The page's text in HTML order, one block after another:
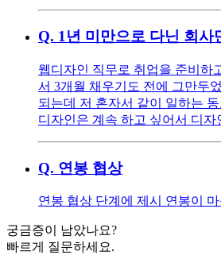
Q. 1년 미만으로 다닌 회사
웹디자인 직무로 취업을 준비하
서 3개월 채우기도 전에 그만두
되는데 저 혼자서 같이 일하는
디자인은 계속 하고 싶어서 디
Q. 연봉 협상
연봉 협상 단계에 제시 연봉이
궁금증이 남았나요?
빠르게 질문하세요.